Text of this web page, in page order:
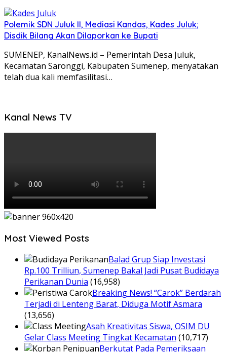
Polemik SDN Juluk II, Mediasi Kandas, Kades Juluk;
Disdik Bilang Akan Dilaporkan ke Bupati
SUMENEP, KanalNews.id – Pemerintah Desa Juluk,
Kecamatan Saronggi, Kabupaten Sumenep, menyatakan
telah dua kali memfasilitasi…
Kanal News TV
Most Viewed Posts
Balad Grup Siap Investasi
Rp.100 Trilliun, Sumenep Bakal Jadi Pusat Budidaya
Perikanan Dunia (16,958)
Breaking News! “Carok” Berdarah
Terjadi di Lenteng Barat, Diduga Motif Asmara
(13,656)
Asah Kreativitas Siswa, OSIM DU
Gelar Class Meeting Tingkat Kecamatan (10,717)
Berkutat Pada Pemeriksaan